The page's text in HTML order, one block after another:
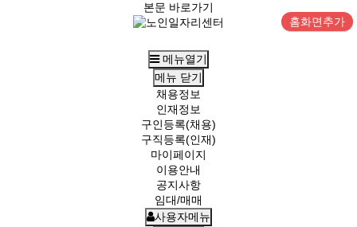
본문 바로가기
홈화면추가
메뉴열기
메뉴 닫기
채용정보
인재정보
구인등록(채용)
구직등록(인재)
마이페이지
이용안내
공지사항
임대/매매
사용자메뉴